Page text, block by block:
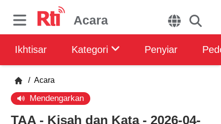
Acara
Ikhtisar Kategori Penyiar
/ Acara
Mendengarkan
TAA - Kisah dan Kata - 2026-04-